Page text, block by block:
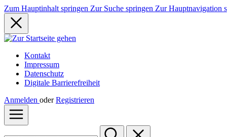
Zum Hauptinhalt springen Zur Suche springen Zur Hauptnavigation
Kontakt
Impressum
Datenschutz
Digitale Barrierefreiheit
Anmelden oder Registrieren